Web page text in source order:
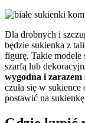
Dla drobnych i
będzie sukienka z
figurę. Takie modele
szarfą lub
wygodna i zarazem
czuła się w
postawić na